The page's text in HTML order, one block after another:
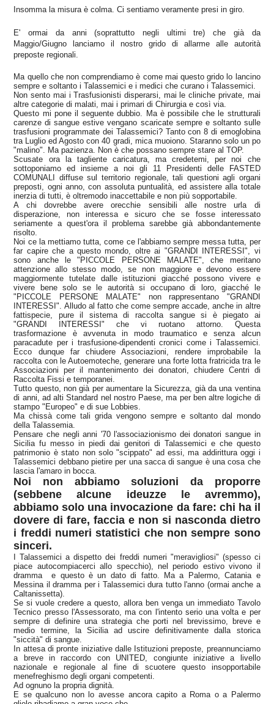
Insomma la misura è colma. Ci sentiamo veramente presi in giro.
E' ormai da anni (soprattutto negli ultimi tre) che già da
Maggio/Giugno lanciamo il nostro grido di allarme alle autorità
preposte regionali.
Ma quello che non comprendiamo è come mai questo grido lo lancino
sempre e soltanto i Talassemici e i medici che curano i Talassemici.
Non sento mai i Trasfusionisti disperarsi, mai le cliniche private, mai
altre categorie di malati, mai i primari di Chirurgia e così via.
Questo mi pone il seguente dubbio. Ma è possibile che le strutturali
carenze di sangue estive vengano scaricate sempre e soltanto sulle
trasfusioni programmate dei Talassemici? Tanto con 8 di emoglobina
tra Luglio ed Agosto con 40 gradi, mica muoiono. Staranno solo un po
"malino". Ma pazienza. Non è che possano sempre stare al TOP.
Scusate ora la tagliente caricatura, ma credetemi, per noi che
sottoponiamo ed insieme a noi gli 11 Presidenti delle FASTED
COMUNALI diffuse sul territorio regionale, tali questioni agli organi
preposti, ogni anno, con assoluta puntualità, ed assistere alla totale
inerzia di tutti, è oltremodo inaccettabile e non più sopportabile.
A chi dovrebbe avere orecchie sensibili alle nostre urla di
disperazione, non interessa e sicuro che se fosse interessato
seriamente a quest'ora il problema sarebbe già abbondantemente
risolto.
Noi ce la mettiamo tutta, come ce l'abbiamo sempre messa tutta, per
far capire che a questo mondo, oltre ai "GRANDI INTERESSI", vi
sono anche le "PICCOLE PERSONE MALATE", che meritano
attenzione allo stesso modo, se non maggiore e devono essere
maggiormente tutelate dalle istituzioni giacché possono vivere e
vivere bene solo se le autorità si occupano di loro, giacché le
"PICCOLE PERSONE MALATE" non rappresentano "GRANDI
INTERESSI". Alludo al fatto che come sempre accade, anche in altre
fattispecie, pure il sistema di raccolta sangue si è piegato ai
"GRANDI INTERESSI" che vi ruotano attorno. Questa
trasformazione è avvenuta in modo traumatico e senza alcun
paracadute per i trasfusione-dipendenti cronici come i Talassemici.
Ecco dunque far chiudere Associazioni, rendere improbabile la
raccolta con le Autoemoteche, generare una forte lotta fratricida tra le
Associazioni per il mantenimento dei donatori, chiudere Centri di
Raccolta Fissi e temporanei.
Tutto questo, non già per aumentare la Sicurezza, già da una ventina
di anni, ad alti Standard nel nostro Paese, ma per ben altre logiche di
stampo "Europeo" e di sue Lobbies.
Ma chissà come tali grida vengono sempre e soltanto dal mondo
della Talassemia.
Pensare che negli anni '70 l'associazionismo dei donatori sangue in
Sicilia fu messo in piedi dai genitori di Talassemici e che questo
patrimonio è stato non solo "scippato" ad essi, ma addirittura oggi i
Talassemici debbano pietire per una sacca di sangue è una cosa che
lascia l'amaro in bocca.
Noi non abbiamo soluzioni da proporre
(sebbene alcune ideuzze le avremmo),
abbiamo solo una invocazione da fare: chi ha il
dovere di fare, faccia e non si nasconda dietro
i freddi numeri statistici che non sempre sono
sinceri.
I Talassemici a dispetto dei freddi numeri "meravigliosi" (spesso ci
piace autocompiacerci allo specchio), nel periodo estivo vivono il
dramma e questo è un dato di fatto. Ma a Palermo, Catania e
Messina il dramma per i Talassemici dura tutto l'anno (ormai anche a
Caltanissetta).
Se si vuole credere a questo, allora ben venga un immediato Tavolo
Tecnico presso l'Assessorato, ma con l'intento serio una volta e per
sempre di definire una strategia che porti nel brevissimo, breve e
medio termine, la Sicilia ad uscire definitivamente dalla storica
"siccità" di sangue.
In attesa di pronte iniziative dalle Istituzioni preposte, preannunciamo
a breve in raccordo con UNITED, congiunte iniziative a livello
nazionale e regionale al fine di scuotere questo insopportabile
menefreghismo degli organi competenti.
Ad ognuno la propria dignità.
E se qualcuno non lo avesse ancora capito a Roma o a Palermo